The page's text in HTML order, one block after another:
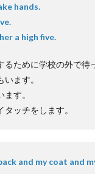
hands.
a high five.
るために学校の外で待
ます。
す。
ッチをします。
and my coat and